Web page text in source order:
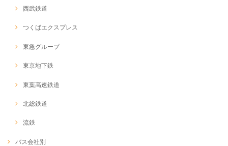
西武鉄道
つくばエクスプレス
東急グループ
東京地下鉄
東葉高速鉄道
北総鉄道
流鉄
バス会社別